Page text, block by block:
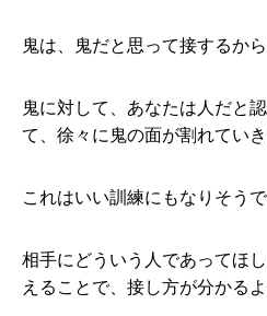
鬼は、鬼だと思って接するか
鬼に対して、あなたは人だと
て、徐々に鬼の面が割れていき
これはいい訓練にもなりそうで
相手にどういう人であってほ
えることで、接し方が分かる